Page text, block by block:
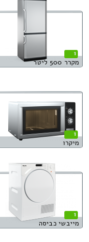
1
מקרר 500 ליטר
1
מיקרו
1
מייבשי כביסה